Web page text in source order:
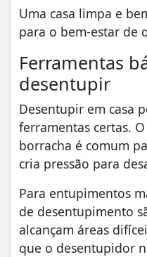
Uma casa limpa e
para o bem-estar de
Ferramentas
desentupir
Desentupir em casa
ferramentas certas.
borracha é comum
cria pressão para
Para entupimentos
de desentupimento
alcançam áreas
que o desentupidor